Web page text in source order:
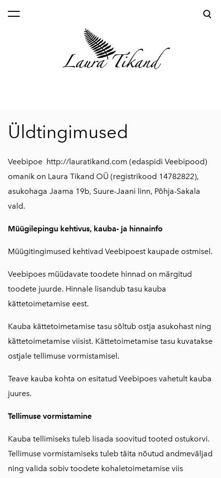
lisati ostukorvi.
Üldtingimused
Veebipoe http://lauratikand.com (edaspidi Veebipood)
omanik on Laura Tikand OÜ (registrikood 14782822),
asukohaga Jaama 19b, Suure-Jaani linn, Põhja-Sakala
vald.
Müügilepingu kehtivus, kauba- ja hinnainfo
Müügitingimused kehtivad Veebipoest kaupade ostmisel.
Veebipoes müüdavate toodete hinnad on märgitud
toodete juurde. Hinnale lisandub tasu kauba
kättetoimetamise eest.
Kauba kättetoimetamise tasu sõltub ostja asukohast ning
kättetoimetamise viisist. Kättetoimetamise tasu kuvatakse
ostjale tellimuse vormistamisel.
Teave kauba kohta on esitatud Veebipoes vahetult kauba
juures.
Tellimuse vormistamine
Kauba tellimiseks tuleb lisada soovitud tooted ostukorvi.
Tellimuse vormistamiseks tuleb täita nõutud andmeväljad
ning valida sobiv toodete kohaletoimetamise viis